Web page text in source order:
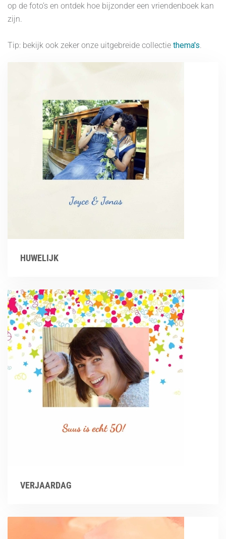
op de foto’s en ontdek hoe bijzonder een vriendenboek kan
zijn.
Tip: bekijk ook zeker onze uitgebreide collectie thema's.
HUWELIJK
VERJAARDAG